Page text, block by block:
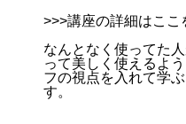
>>>講座の詳細はここ
なんとなく使ってた
って美しく使えるよ
フの視点を入れて学
す。